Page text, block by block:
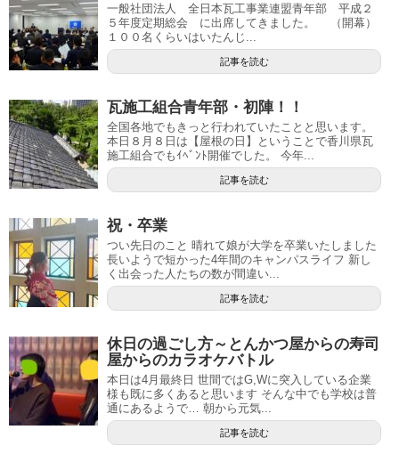
一般社団法人 全日本瓦工事業連盟青年部 平成２
５年度定期総会 に出席してきました。 （開幕）
１００名くらいはいたんじ...
記事を読む
瓦施工組合青年部・初陣！！
全国各地でもきっと行われていたことと思います。
本日８月８日は【屋根の日】ということで香川県瓦
施工組合でもｲﾍﾞﾝﾄ開催でした。 今年...
記事を読む
祝・卒業
つい先日のこと 晴れて娘が大学を卒業いたしました
長いようで短かった4年間のキャンパスライフ 新し
く出会った人たちの数が間違い...
記事を読む
休日の過ごし方～とんかつ屋からの寿司
屋からのカラオケバトル
本日は4月最終日 世間ではG,Wに突入している企業
様も既に多くあると思います そんな中でも学校は普
通にあるようで… 朝から元気...
記事を読む